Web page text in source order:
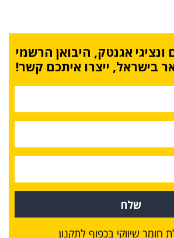
ונציגי אגנטק, היבואן הרשמי
בישראל, ייצרו איתכם קשר!
שלח
שיווקי בכפוף לתקנון